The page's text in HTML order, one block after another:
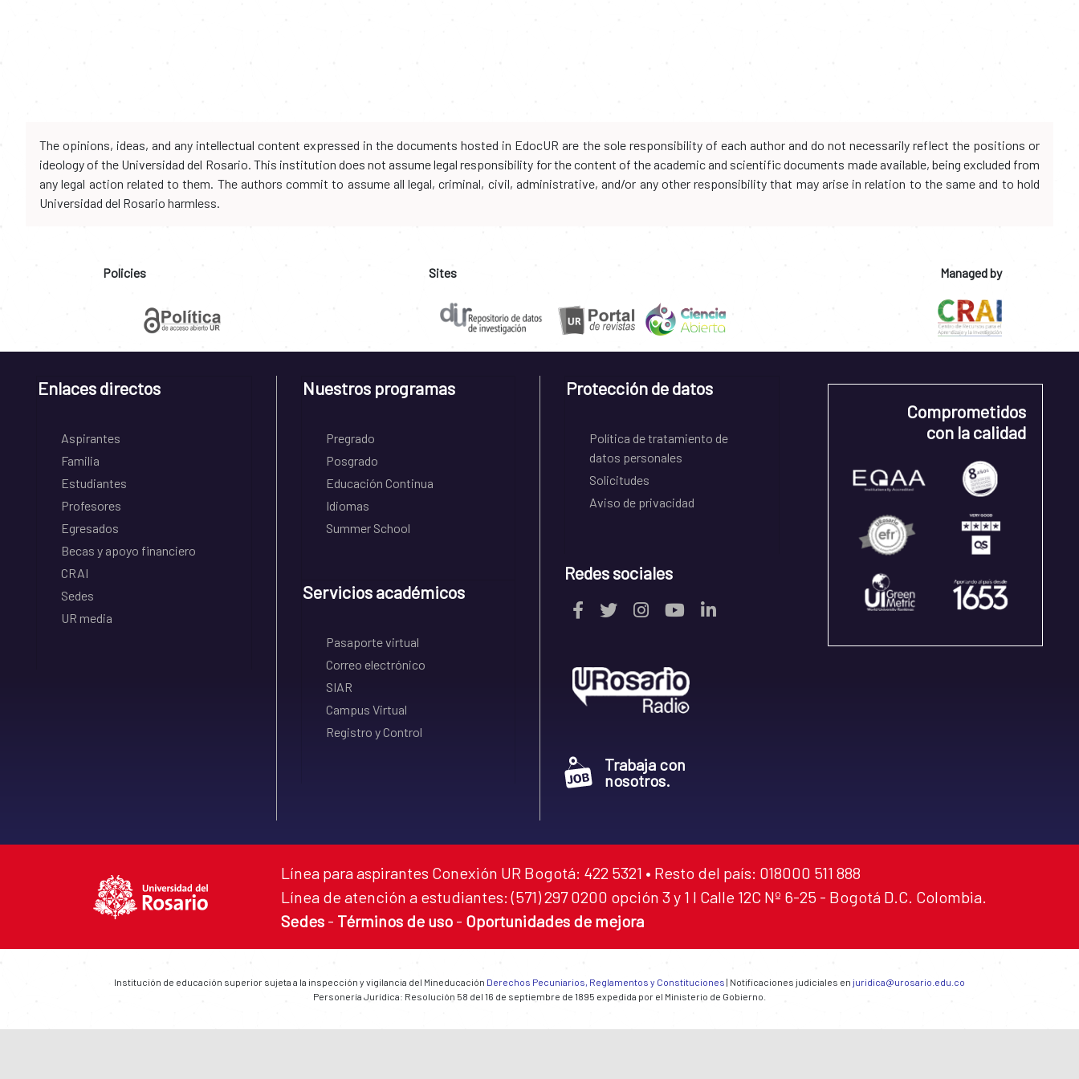
The opinions, ideas, and any intellectual content expressed in the documents hosted in EdocUR are the sole responsibility of each author and do not necessarily reflect the positions or
ideology of the Universidad del Rosario. This institution does not assume legal responsibility for the content of the academic and scientific documents made available, being excluded from
any legal action related to them. The authors commit to assume all legal, criminal, civil, administrative, and/or any other responsibility that may arise in relation to the same and to hold
Universidad del Rosario harmless.
Policies Sites Managed by
Enlaces directos
Aspirantes
Familia
Estudiantes
Profesores
Egresados
Becas y apoyo financiero
CRAI
Sedes
UR media
Nuestros programas
Pregrado
Posgrado
Educación Continua
Idiomas
Summer School
Servicios académicos
Pasaporte virtual
Correo electrónico
SIAR
Campus Virtual
Registro y Control
Protección de datos
Política de tratamiento de
datos personales
Solicitudes
Aviso de privacidad
Redes sociales
Trabaja con
nosotros.
Comprometidos
con la calidad
Línea para aspirantes Conexión UR Bogotá: 422 5321 • Resto del país: 018000 511 888
Línea de atención a estudiantes: (571) 297 0200 opción 3 y 1 I Calle 12C Nº 6-25 - Bogotá D.C. Colombia.
Sedes - Términos de uso - Oportunidades de mejora
Institución de educación superior sujeta a la inspección y vigilancia del Mineducación Derechos Pecuniarios, Reglamentos y Constituciones | Notificaciones judiciales en juridica@urosario.edu.co
Personería Jurídica: Resolución 58 del 16 de septiembre de 1895 expedida por el Ministerio de Gobierno.